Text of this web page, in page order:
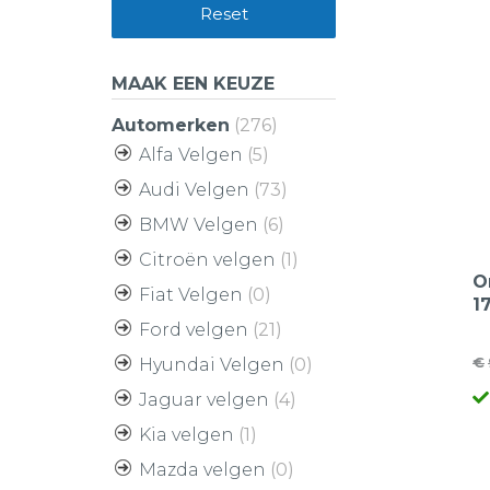
€
Reset
MAAK EEN KEUZE
Automerken (276)
Alfa Velgen (5)
Audi Velgen (73)
BMW Velgen (6)
Citroën velgen (1)
Fiat Velgen (0)
Ford velgen (21)
Hyundai Velgen (0)
Jaguar velgen (4)
Kia velgen (1)
Mazda velgen (0)